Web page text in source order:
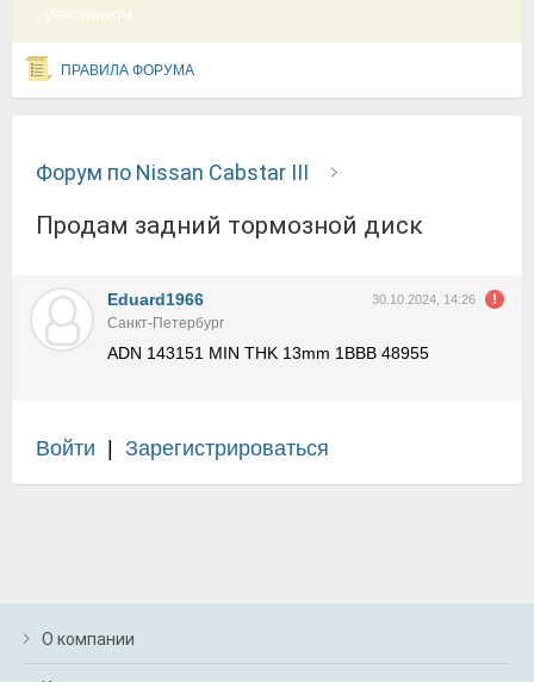
участником
ПРАВИЛА ФОРУМА
Форум по Nissan Cabstar III
Продам задний тормозной диск
Eduard1966 30.10.2024, 14:26
Санкт-Петербург
ADN 143151 MIN THK 13mm 1BBB 48955
Войти Зарегистрироваться
О компании